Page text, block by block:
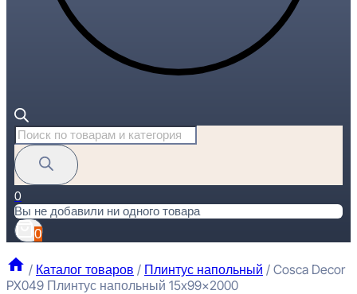
Поиск
товаров
0
Вы не добавили ни одного товара
0
/ Каталог товаров / Плинтус напольный / Cosca Decor
PX049 Плинтус напольный 15x99x2000